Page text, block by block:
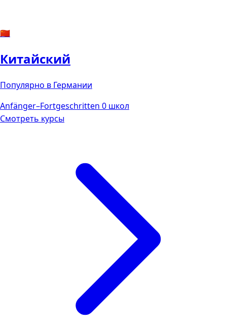
🇨🇳
Китайский
Популярно в Германии
Anfänger–Fortgeschritten 0 школ
Смотреть курсы